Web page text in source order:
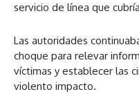
servicio de línea que
Las autoridades
choque para relevar
víctimas y establecer las
violento impacto.